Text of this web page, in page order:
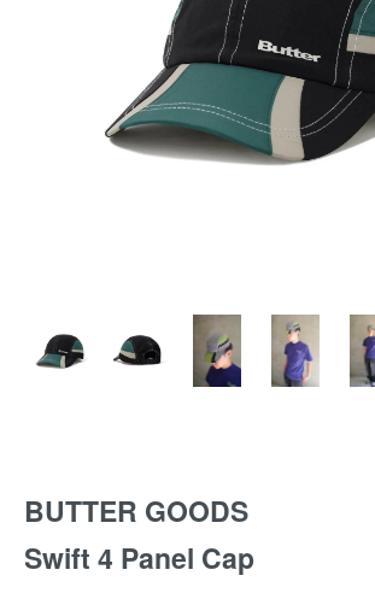
BUTTER GOODS
Swift 4 Panel Cap